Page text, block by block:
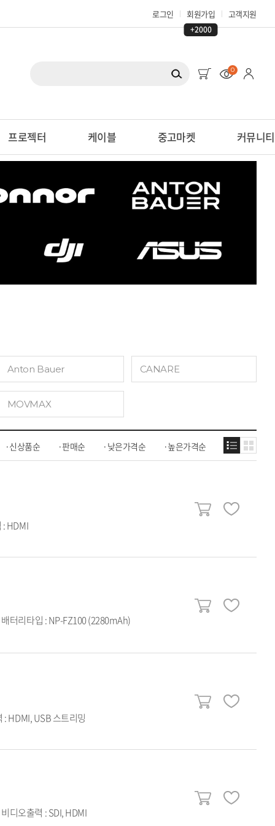
로그인 회원가입
+2000
고객지원
0
프로젝터 케이블 중고마켓 커뮤니티
Anton Bauer CANARE
MOVMAX
신상품순 판매순 낮은가격순 높은가격순
: HDMI
배터리타입 : NP-FZ100 (2280mAh)
: HDMI, USB 스트리밍
비디오출력 : SDI, HDMI